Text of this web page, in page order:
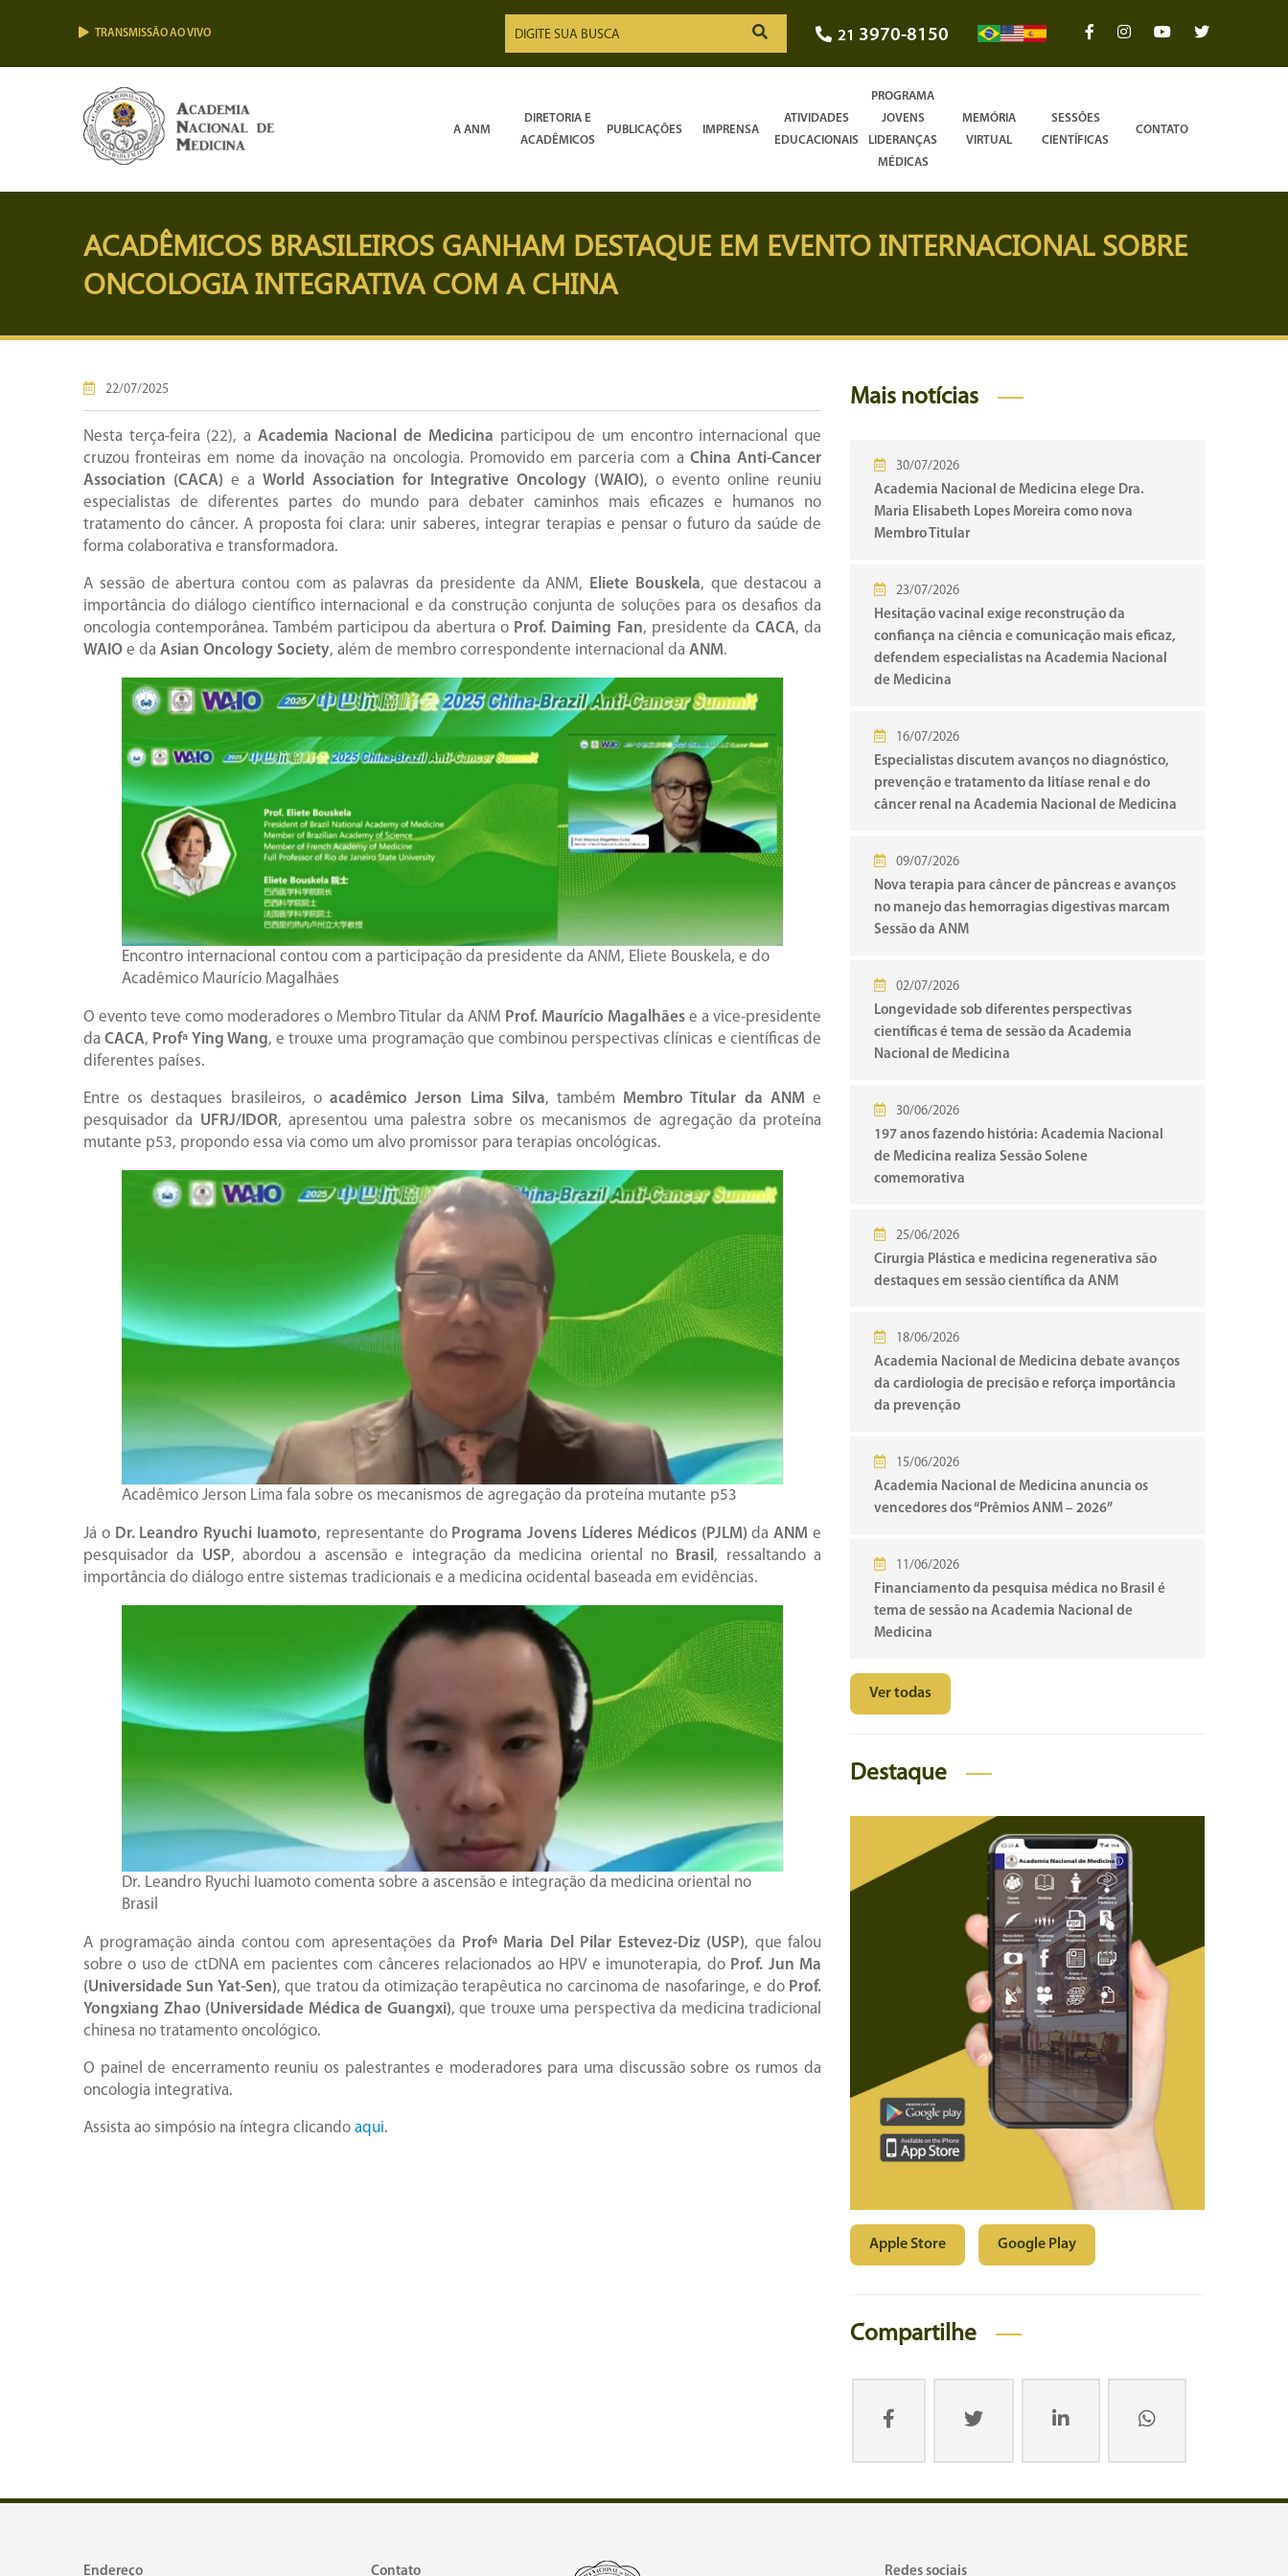
TRANSMISSÃO AO VIVO 21 3970-8150
A ANM
DIRETORIA E
ACADÊMICOS
PUBLICAÇÕES IMPRENSA
ATIVIDADES
EDUCACIONAIS
PROGRAMA
JOVENS
LIDERANÇAS
MÉDICAS
MEMÓRIA
VIRTUAL
SESSÕES
CIENTÍFICAS
CONTATO
ACADÊMICOS BRASILEIROS GANHAM DESTAQUE EM EVENTO INTERNACIONAL SOBRE
ONCOLOGIA INTEGRATIVA COM A CHINA
22/07/2025
Nesta terça-feira (22), a Academia Nacional de Medicina participou de um encontro internacional que
cruzou fronteiras em nome da inovação na oncologia. Promovido em parceria com a China Anti-Cancer
Association (CACA) e a World Association for Integrative Oncology (WAIO), o evento online reuniu
especialistas de diferentes partes do mundo para debater caminhos mais eficazes e humanos no
tratamento do câncer. A proposta foi clara: unir saberes, integrar terapias e pensar o futuro da saúde de
forma colaborativa e transformadora.
A sessão de abertura contou com as palavras da presidente da ANM, Eliete Bouskela, que destacou a
importância do diálogo científico internacional e da construção conjunta de soluções para os desafios da
oncologia contemporânea. Também participou da abertura oProf. Daiming Fan, presidente da CACA, da
WAIO e da Asian Oncology Society, além de membro correspondente internacional da ANM.
Encontro internacional contou com a participação da presidente da ANM, Eliete Bouskela, e do
Acadêmico Maurício Magalhães
O evento teve como moderadores o Membro Titular da ANM Prof. Maurício Magalhãese a vice-presidente
daCACA, Profª Ying Wang, e trouxe uma programação que combinou perspectivas clínicas e científicas de
diferentes países.
Entre os destaques brasileiros, oacadêmico Jerson Lima Silva, também Membro Titular da ANM e
pesquisador da UFRJ/IDOR, apresentou uma palestra sobre os mecanismos de agregação da proteína
mutante p53, propondo essa via como um alvo promissor para terapias oncológicas.
Acadêmico Jerson Lima fala sobre os mecanismos de agregação da proteína mutante p53
Já o Dr. Leandro Ryuchi Iuamoto, representante do Programa Jovens Líderes Médicos (PJLM) daANM e
pesquisador da USP, abordou a ascensão e integração da medicina oriental no Brasil, ressaltando a
importância do diálogo entre sistemas tradicionais e a medicina ocidental baseada em evidências.
Dr. Leandro Ryuchi Iuamoto comenta sobre a ascensão e integração da medicina oriental no
Brasil
A programação ainda contou com apresentações da Profª Maria Del Pilar Estevez-Diz (USP), que falou
sobre o uso de ctDNA em pacientes com cânceres relacionados ao HPV e imunoterapia, do Prof. Jun Ma
(Universidade Sun Yat-Sen), que tratou da otimização terapêutica no carcinoma de nasofaringe, e do Prof.
Yongxiang Zhao (Universidade Médica de Guangxi), que trouxe uma perspectiva da medicina tradicional
chinesa no tratamento oncológico.
O painel de encerramento reuniu os palestrantes e moderadores para uma discussão sobre os rumos da
oncologia integrativa.
Assista ao simpósio na íntegra clicando aqui.
Mais notícias
30/07/2026
Academia Nacional de Medicina elege Dra.
Maria Elisabeth Lopes Moreira como nova
Membro Titular
23/07/2026
Hesitação vacinal exige reconstrução da
confiança na ciência e comunicação mais eficaz,
defendem especialistas na Academia Nacional
de Medicina
16/07/2026
Especialistas discutem avanços no diagnóstico,
prevenção e tratamento da litíase renal e do
câncer renal na Academia Nacional de Medicina
09/07/2026
Nova terapia para câncer de pâncreas e avanços
no manejo das hemorragias digestivas marcam
Sessão da ANM
02/07/2026
Longevidade sob diferentes perspectivas
científicas é tema de sessão da Academia
Nacional de Medicina
30/06/2026
197 anos fazendo história: Academia Nacional
de Medicina realiza Sessão Solene
comemorativa
25/06/2026
Cirurgia Plástica e medicina regenerativa são
destaques em sessão científica da ANM
18/06/2026
Academia Nacional de Medicina debate avanços
da cardiologia de precisão e reforça importância
da prevenção
15/06/2026
Academia Nacional de Medicina anuncia os
vencedores dos “Prêmios ANM – 2026”
11/06/2026
Financiamento da pesquisa médica no Brasil é
tema de sessão na Academia Nacional de
Medicina
Ver todas
Destaque
Apple Store Google Play
Compartilhe
Endereço Contato Redes sociais